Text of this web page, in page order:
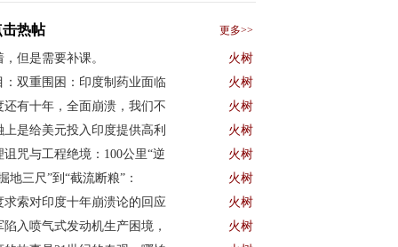
热帖 更多>>
，但是需要补课。 火树
：双重围困：印度制药业面临 火树
还有十年，全面崩溃，我们不 火树
上是给美元投入印度提供高利 火树
诅咒与工程绝境：100公里“逆 火树
地三尺”到“截流断粮”： 火树
求索对印度十年崩溃论的回应 火树
陷入喷气式发动机生产困境， 火树